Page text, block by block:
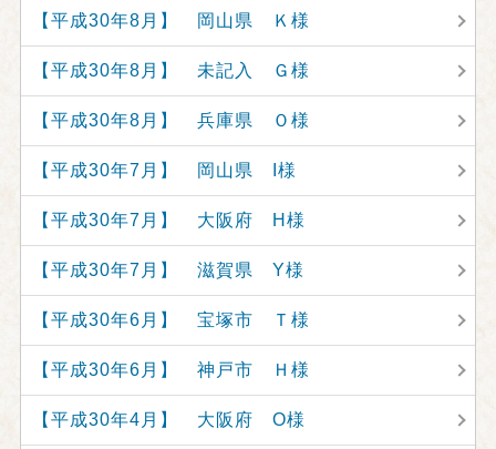
【平成30年8月】 岡山県 Ｋ様
【平成30年8月】 未記入 Ｇ様
【平成30年8月】 兵庫県 Ｏ様
【平成30年7月】 岡山県 I様
【平成30年7月】 大阪府 H様
【平成30年7月】 滋賀県 Y様
【平成30年6月】 宝塚市 Ｔ様
【平成30年6月】 神戸市 Ｈ様
【平成30年4月】 大阪府 O様